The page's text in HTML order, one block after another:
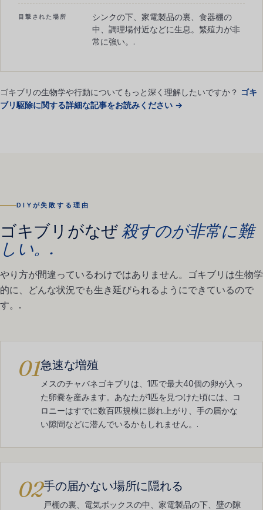
目撃された場所
シンクの下、家電製品の裏、食器棚の
中、調理場付近などに生息。繁殖力が非
常に強い。.
ゴキブリの生物学や行動についてもっと深く理解したいですか？ ゴキ
ブリ駆除に関する詳細な記事をお読みください →
DIYが失敗する理由
ゴキブリがなぜ殺すのが非常に難
しい。.
やり方が間違っているわけではありません。ゴキブリは生物学
的に、どんな状況でも生き延びられるようにできているので
す。.
01急速な増殖
メスのチャバネゴキブリは、1匹で最大40個の卵が入っ
た卵嚢を産みます。あなたが1匹を見つけた頃には、コ
ロニーはすでに数百匹規模に膨れ上がり、手の届かな
い隙間などに潜んでいるかもしれません。.
02手の届かない場所に隠れる
戸棚の裏、電気ボックスの中、家電製品の下、壁の隙